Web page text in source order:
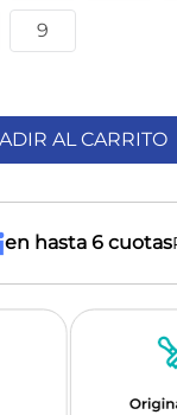
9
AL CARRITO
en hasta 6 cuotas